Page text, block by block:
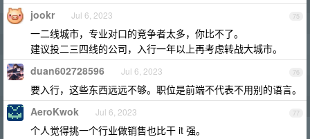
75
jookr Jul 6, 2023
一二线城市，专业对口的竞争者太多，你比不了。
建议投二三四线的公司，入行一年以上再考虑转战大城市。
76
duan602728596 Jul 6, 2023
要入行，这些东西远远不够。职位是前端不代表不用别的语言。
77
AeroKwok Jul 6, 2023
个人觉得挑一个行业做销售也比干 it 强。